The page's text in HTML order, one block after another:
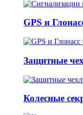
GPS и
Защитные
Колесные